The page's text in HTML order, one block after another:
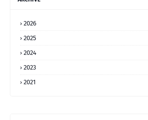
2026
2025
2024
2023
2021